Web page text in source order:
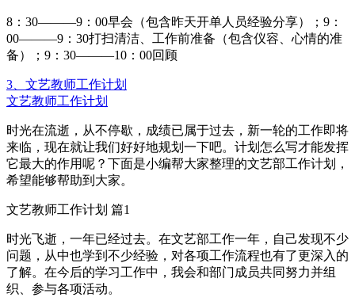
8：30———9：00早会（包含昨天开单人员经验分享）；9：
00———9：30打扫清洁、工作前准备（包含仪容、心情的准
备）；9：30———10：00回顾
3、文艺教师工作计划
文艺教师工作计划
时光在流逝，从不停歇，成绩已属于过去，新一轮的工作即将
来临，现在就让我们好好地规划一下吧。计划怎么写才能发挥
它最大的作用呢？下面是小编帮大家整理的文艺部工作计划，
希望能够帮助到大家。
文艺教师工作计划 篇1
时光飞逝，一年已经过去。在文艺部工作一年，自己发现不少
问题，从中也学到不少经验，对各项工作流程也有了更深入的
了解。在今后的学习工作中，我会和部门成员共同努力并组
织、参与各项活动。